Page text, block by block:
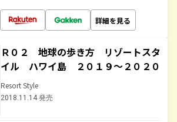
詳細を見る
Ｒ０２ 地球の歩き方 リゾートスタ
イル ハワイ島 ２０１９～２０２０
Resort Style
2018.11.14 発売